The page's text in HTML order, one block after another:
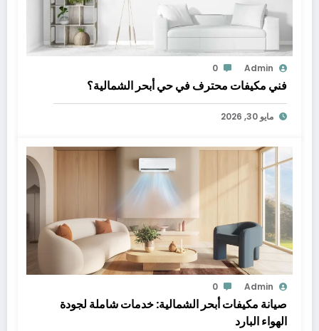
Admin
0
فني مكيفات محترف في حي أبحر الشمالية؟
مايو 30, 2026
Admin
0
صيانة مكيفات أبحر الشمالية: خدمات شاملة لجودة
الهواء البارد